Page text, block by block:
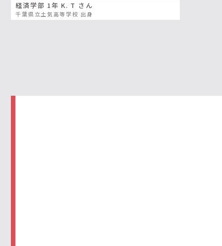
経済学部 1年 K. T さん
千葉県立土気高等学校 出身